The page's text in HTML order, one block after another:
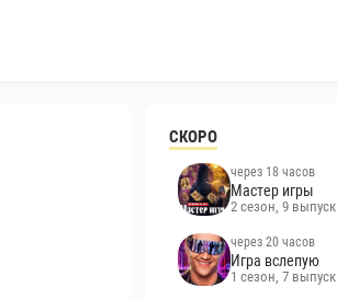
СКОРО
через 18 часов
Мастер игры
2 сезон, 9 выпуск
через 20 часов
Игра вслепую
1 сезон, 7 выпуск